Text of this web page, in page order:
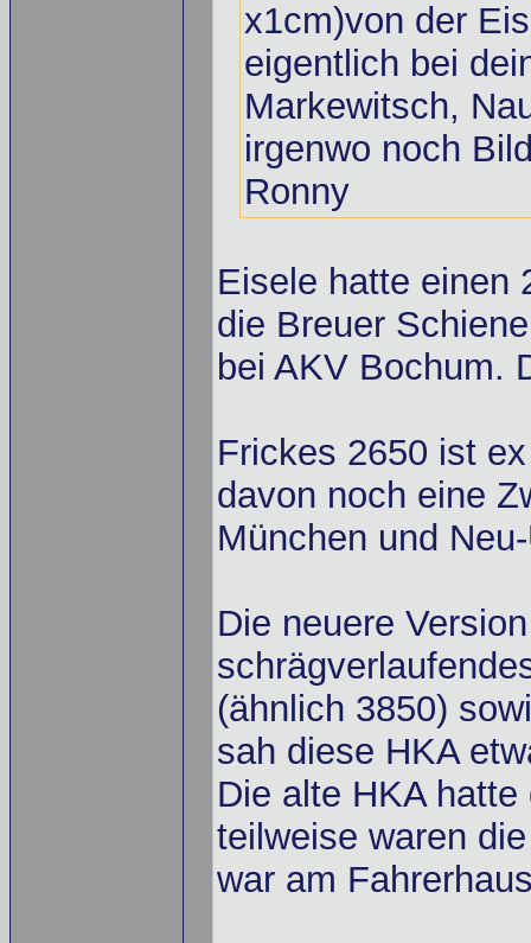
x1cm)von der
eigentlich bei
Markewitsch,
irgenwo noch
Ronny
Eisele hatte einen
die Breuer
bei AKV Bochum.
Frickes 2650 ist
davon noch eine
München und
Die neuere
(ähnlich 3850)
sah diese HKA
Die alte HKA
teilweise waren
war am